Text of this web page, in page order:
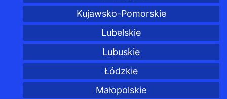
Kujawsko-Pomorskie
Lubelskie
Lubuskie
Łódzkie
Małopolskie